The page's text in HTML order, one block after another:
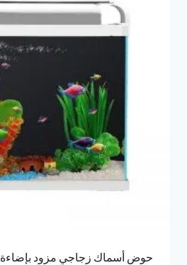
حوض أسماك زجاجي مزود بإضاءة